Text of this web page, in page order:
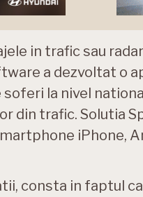
in trafic sau
a dezvoltat o
la nivel
din trafic. Solutia
iPhone,
consta in faptul